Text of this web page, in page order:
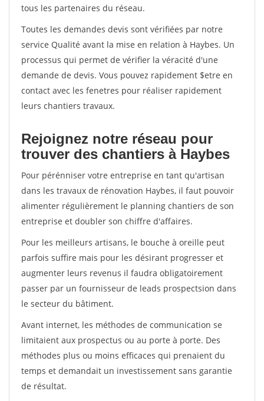
tous les partenaires du réseau.
Toutes les demandes devis sont vérifiées par notre
service Qualité avant la mise en relation à Haybes. Un
processus qui permet de vérifier la véracité d'une
demande de devis. Vous pouvez rapidement $etre en
contact avec les fenetres pour réaliser rapidement
leurs chantiers travaux.
Rejoignez notre réseau pour
trouver des chantiers à Haybes
Pour pérénniser votre entreprise en tant qu'artisan
dans les travaux de rénovation Haybes, il faut pouvoir
alimenter régulièrement le planning chantiers de son
entreprise et doubler son chiffre d'affaires.
Pour les meilleurs artisans, le bouche à oreille peut
parfois suffire mais pour les désirant progresser et
augmenter leurs revenus il faudra obligatoirement
passer par un fournisseur de leads prospectsion dans
le secteur du bâtiment.
Avant internet, les méthodes de communication se
limitaient aux prospectus ou au porte à porte. Des
méthodes plus ou moins efficaces qui prenaient du
temps et demandait un investissement sans garantie
de résultat.